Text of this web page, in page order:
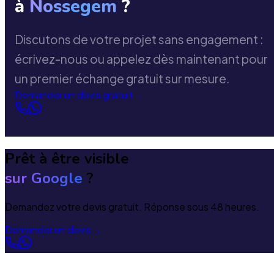
à Nossegem ?
Discutons de votre projet sans engagement :
écrivez-nous ou appelez dès maintenant pour
un premier échange gratuit sur mesure.
Demander un devis gratuit→
Prêt à être visible
sur Google ?
Demandez votre devis gratuit. Réponse sous 48 heures.
Demander un devis→